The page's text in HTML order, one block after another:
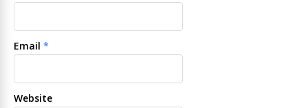
Email *
Website